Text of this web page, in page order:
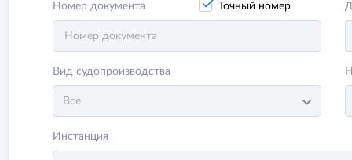
Номер документа Точный номер
Вид судопроизводства
Все
Инстанция